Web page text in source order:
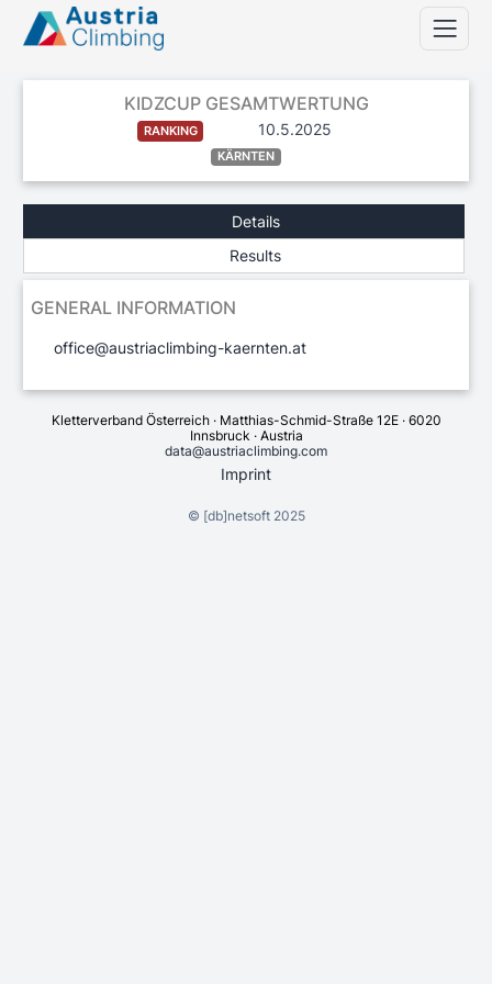
KIDZCUP GESAMTWERTUNG
RANKING 10.5.2025
KÄRNTEN
Details
Results
GENERAL INFORMATION
office@austriaclimbing-kaernten.at
Kletterverband Österreich · Matthias-Schmid-Straße 12E · 6020
Innsbruck · Austria
data@austriaclimbing.com
Imprint
© [db]netsoft2025